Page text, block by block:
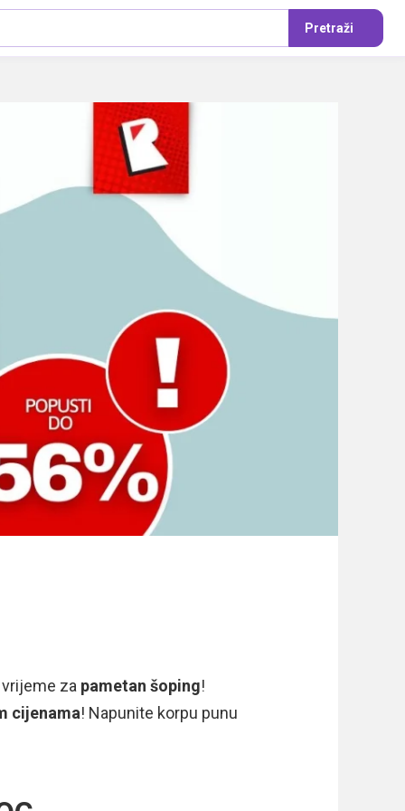
Pretraži
za pametan šoping!
cijenama! Napunite korpu punu